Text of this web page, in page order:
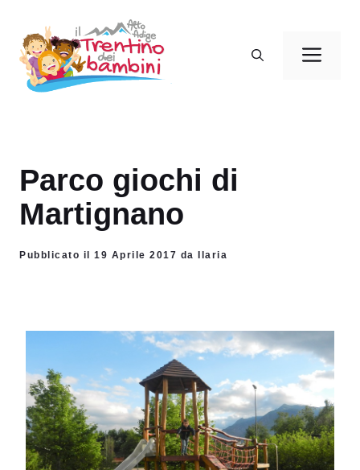
contenuto
Parco giochi di
Martignano
Pubblicato il 19 Aprile 2017 da Ilaria